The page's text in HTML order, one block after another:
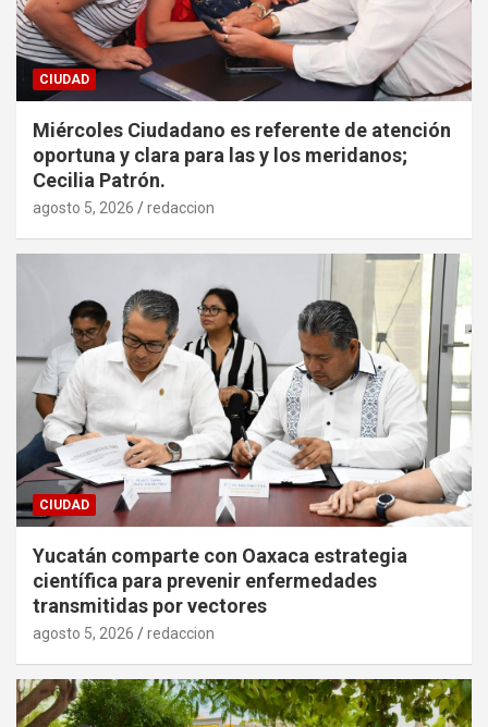
CIUDAD
Miércoles Ciudadano es referente de atención
oportuna y clara para las y los meridanos;
Cecilia Patrón.
agosto 5, 2026 redaccion
CIUDAD
Yucatán comparte con Oaxaca estrategia
científica para prevenir enfermedades
transmitidas por vectores
agosto 5, 2026 redaccion